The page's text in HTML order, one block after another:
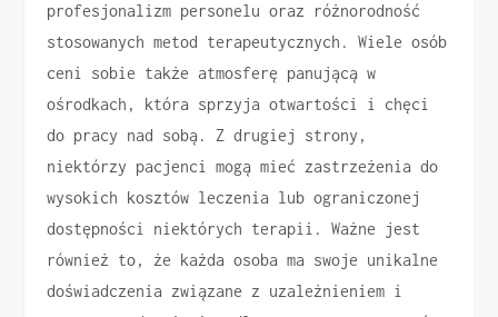
profesjonalizm personelu oraz różnorodność
stosowanych metod terapeutycznych. Wiele osób
ceni sobie także atmosferę panującą w
ośrodkach, która sprzyja otwartości i chęci
do pracy nad sobą. Z drugiej strony,
niektórzy pacjenci mogą mieć zastrzeżenia do
wysokich kosztów leczenia lub ograniczonej
dostępności niektórych terapii. Ważne jest
również to, że każda osoba ma swoje unikalne
doświadczenia związane z uzależnieniem i